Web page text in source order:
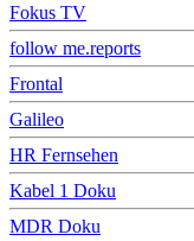
Fokus TV
follow me.reports
Frontal
Galileo
HR Fernsehen
Kabel 1 Doku
MDR Doku